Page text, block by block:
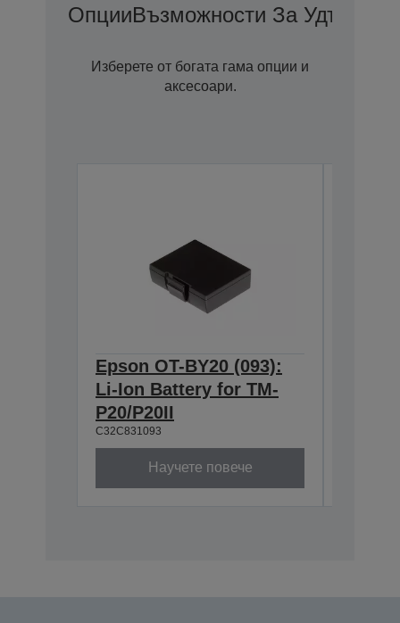
ОпцииВъзможности За
Изберете от богата гама опции и
аксесоари.
Epson OT-BY20 (093):
Li-Ion Battery for TM-
P20/P20II
C32C831093
Научете повече